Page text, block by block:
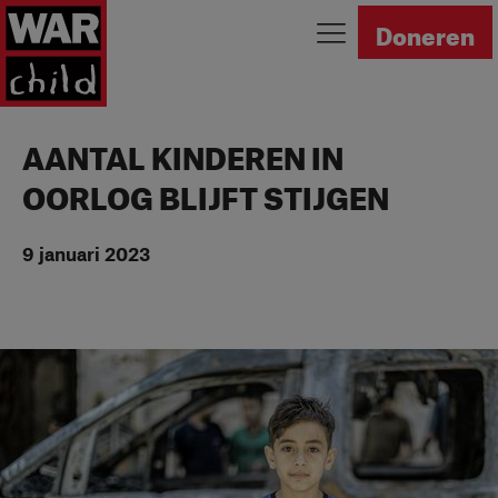
Ga naar homepage Doneren
AANTAL KINDEREN IN
OORLOG BLIJFT STIJGEN
9 januari 2023